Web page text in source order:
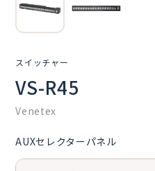
スイッチャー
VS-R45
Venetex
AUXセレクターパネル